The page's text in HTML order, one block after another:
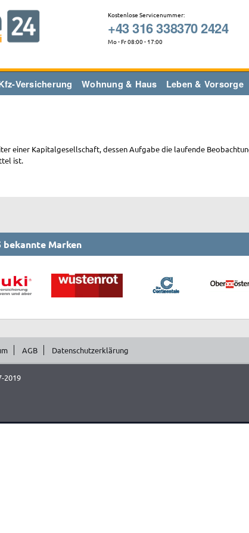
Kostenlose Servicenummer:
+43 316 338370 2424
Mo - Fr 08:00 - 17:00
Versicherung Wohnung & Haus Leben & Vorsorge
einer Kapitalgesellschaft, dessen Aufgabe die laufende
ist.
Marken
AGB Datenschutzerklärung
2019